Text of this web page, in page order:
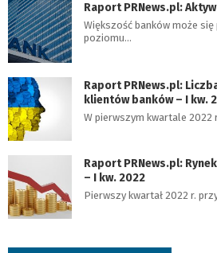
Raport PRNews.pl:
Większość banków może
poziomu…
Raport PRNews.pl:
klientów banków – I kw.
W pierwszym kwartale 2022
Raport PRNews.pl:
– I kw. 2022
Pierwszy kwartał 2022 r.